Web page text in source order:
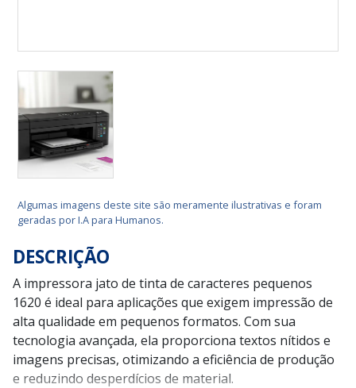
Algumas imagens deste site são meramente ilustrativas e foram
geradas por I.A para Humanos.
DESCRIÇÃO
A impressora jato de tinta de caracteres pequenos
1620 é ideal para aplicações que exigem impressão de
alta qualidade em pequenos formatos. Com sua
tecnologia avançada, ela proporciona textos nítidos e
imagens precisas, otimizando a eficiência de produção
e reduzindo desperdícios de material.